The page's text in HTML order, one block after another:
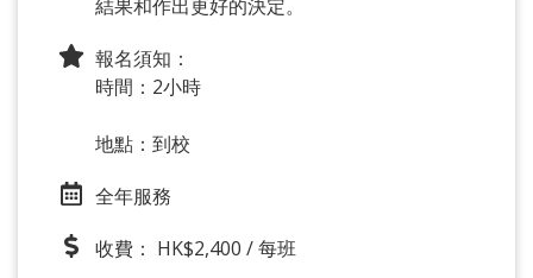
結果和作出更好的決定。
報名須知：
時間：2小時
地點：到校
全年服務
收費： HK$2,400 / 每班